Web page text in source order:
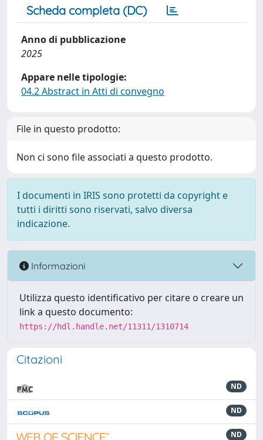
Scheda completa (DC)
Anno di pubblicazione
2025
Appare nelle tipologie:
04.2 Abstract in Atti di convegno
File in questo prodotto:
Non ci sono file associati a questo prodotto.
I documenti in IRIS sono protetti da copyright e
tutti i diritti sono riservati, salvo diversa
indicazione.
Informazioni
Utilizza questo identificativo per citare o creare un
link a questo documento:
https://hdl.handle.net/11311/1310714
Citazioni
ND
ND
ND